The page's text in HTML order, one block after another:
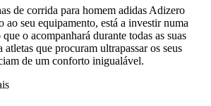
de corrida para homem adidas Adizero
seu equipamento, está a investir numa
o acompanhará durante todas as suas
atletas que procuram ultrapassar os seus
de um conforto inigualável.